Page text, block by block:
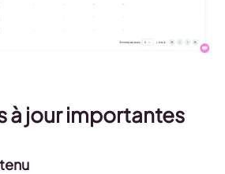
à jour importantes